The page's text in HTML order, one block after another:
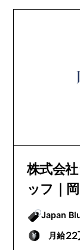
株式会
ッフ｜
月給